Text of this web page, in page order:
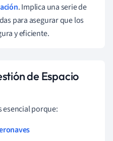
. Implica una serie de
para asegurar que los
y eficiente.
de Espacio
esencial porque: